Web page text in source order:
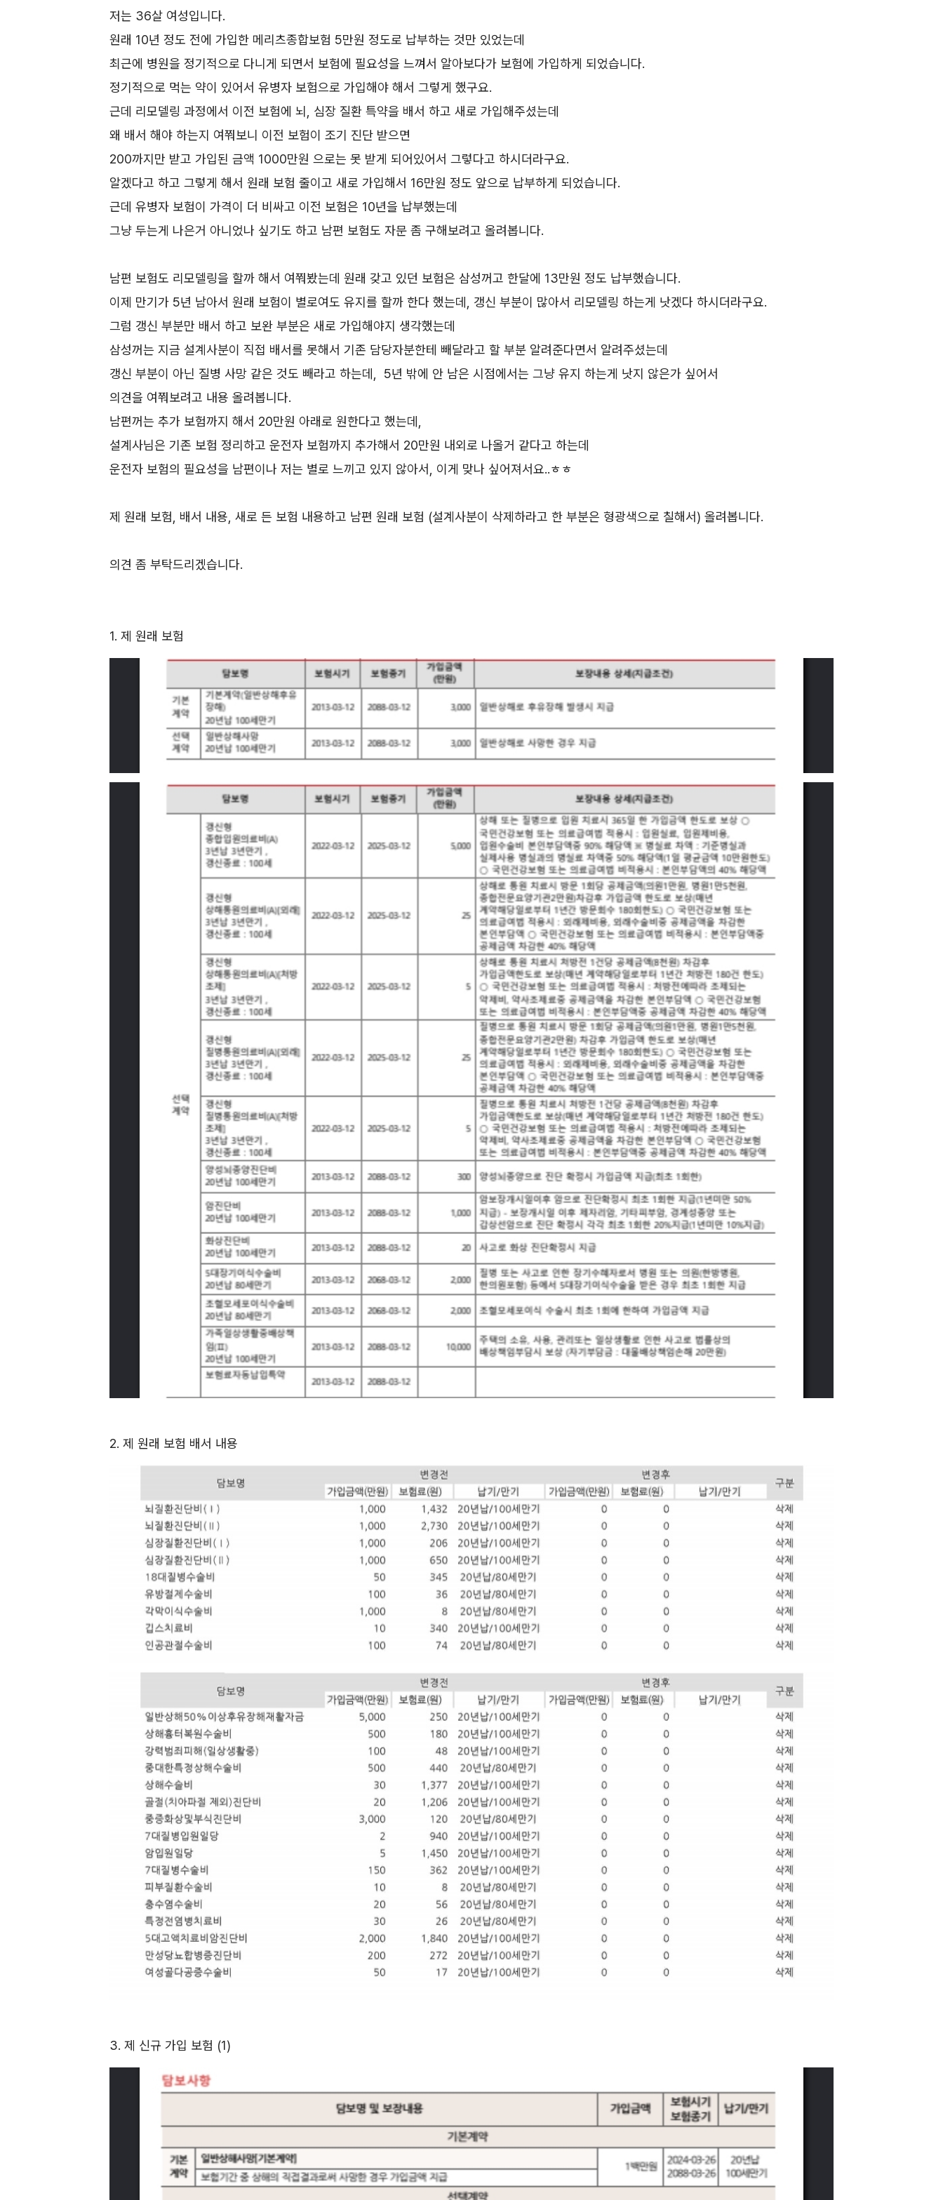
저는 36살 여성입니다.
원래 10년 정도 전에 가입한 메리츠종합보험 5만원 정도로 납부하는 것만 있었는데
최근에 병원을 정기적으로 다니게 되면서 보험에 필요성을 느껴서 알아보다가 보험에 가입하게 되었습니다.
정기적으로 먹는 약이 있어서 유병자 보험으로 가입해야 해서 그렇게 했구요.
근데 리모델링 과정에서 이전 보험에 뇌, 심장 질환 특약을 배서 하고 새로 가입해주셨는데
왜 배서 해야 하는지 여쭤보니 이전 보험이 조기 진단 받으면
200까지만 받고 가입된 금액 1000만원 으로는 못 받게 되어있어서 그렇다고 하시더라구요.
알겠다고 하고 그렇게 해서 원래 보험 줄이고 새로 가입해서 16만원 정도 앞으로 납부하게 되었습니다.
근데 유병자 보험이 가격이 더 비싸고 이전 보험은 10년을 납부했는데
그냥 두는게 나은거 아니었나 싶기도 하고 남편 보험도 자문 좀 구해보려고 올려봅니다.
남편 보험도 리모델링을 할까 해서 여쭤봤는데 원래 갖고 있던 보험은 삼성꺼고 한달에 13만원 정도 납부했습니다.
이제 만기가 5년 남아서 원래 보험이 별로여도 유지를 할까 한다 했는데, 갱신 부분이 많아서 리모델링 하는게 낫겠다 하시더라구요.
그럼 갱신 부분만 배서 하고 보완 부분은 새로 가입해야지 생각했는데
삼성꺼는 지금 설계사분이 직접 배서를 못해서 기존 담당자분한테 빼달라고 할 부분 알려준다면서 알려주셨는데
갱신 부분이 아닌 질병 사망 같은 것도 빼라고 하는데, 5년 밖에 안 남은 시점에서는 그냥 유지 하는게 낫지 않은가 싶어서
의견을 여쭤보려고 내용 올려봅니다.
남편꺼는 추가 보험까지 해서 20만원 아래로 원한다고 했는데,
설계사님은 기존 보험 정리하고 운전자 보험까지 추가해서 20만원 내외로 나올거 같다고 하는데
운전자 보험의 필요성을 남편이나 저는 별로 느끼고 있지 않아서, 이게 맞나 싶어져서요..ㅎㅎ
제 원래 보험, 배서 내용, 새로 든 보험 내용하고 남편 원래 보험 (설계사분이 삭제하라고 한 부분은 형광색으로 칠해서) 올려봅니다.
의견 좀 부탁드리겠습니다.
1. 제 원래 보험
2. 제 원래 보험 배서 내용
3. 제 신규 가입 보험 (1)